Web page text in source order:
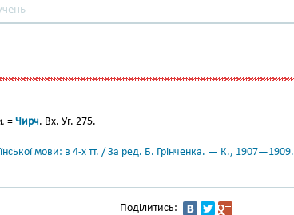
= Чирч. Вх. Уг. 275.
мови: в 4-х тт. / За ред. Б. Грінченка. — К., 1907—1909.
Поділитись: